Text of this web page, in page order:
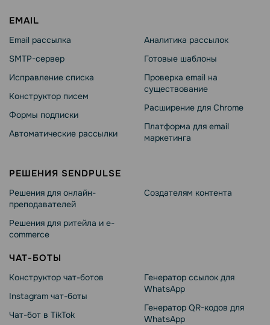
EMAIL
Email рассылка
SMTP-сервер
Исправление списка
Конструктор писем
Формы подписки
Автоматические рассылки
Аналитика рассылок
Готовые шаблоны
Проверка email на
существование
Расширение для Chrome
Платформа для email
маркетинга
РЕШЕНИЯ SENDPULSE
Решения для онлайн-
преподавателей
Решения для ритейла и e-
commerce
Создателям контента
ЧАТ-БОТЫ
Конструктор чат-ботов
Instagram чат-боты
Чат-бот в TikTok
Генератор ссылок для
WhatsApp
Генератор QR-кодов для
WhatsApp